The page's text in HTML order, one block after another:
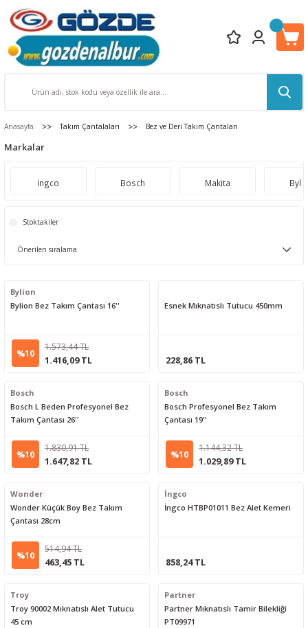
Anasayfa Takım Çantalaları Bez ve Deri Takım Çantaları
Markalar
İngco Bosch Makita
Stoktakiler
Bylion
Bylion Bez Takım Çantası 16''
%10
1.573,44 TL
1.416,09 TL
Esnek Mıknatıslı Tutucu 450mm
228,86 TL
Bosch
Bosch L Beden Profesyonel Bez
Takım Çantası 26''
%10
1.830,91 TL
1.647,82 TL
Bosch
Bosch Profesyonel Bez Takım
Çantası 19''
%10
1.144,32 TL
1.029,89 TL
Wonder
Wonder Küçük Boy Bez Takım
Çantası 28cm
%10
514,94 TL
463,45 TL
İngco
İngco HTBP01011 Bez Alet Kemeri
858,24 TL
Troy
Troy 90002 Mıknatıslı Alet Tutucu
45 cm
Partner
Partner Mıknatıslı Tamir Bilekliği
PT09971